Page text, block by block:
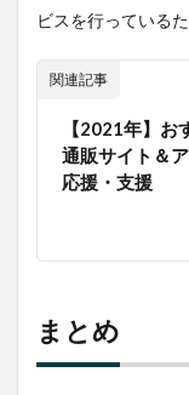
ビスを行っている
関連記事
【2021年】お
通販サイト＆
応援・支援
まとめ